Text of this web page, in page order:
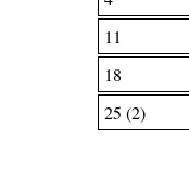
11
18
25 (2)